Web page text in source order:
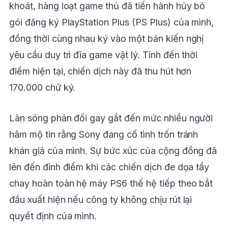
khoát, hàng loạt game thủ đã tiến hành hủy bỏ
gói đăng ký PlayStation Plus (PS Plus) của mình,
đồng thời cùng nhau ký vào một bản kiến nghị
yêu cầu duy trì đĩa game vật lý. Tính đến thời
điểm hiện tại, chiến dịch này đã thu hút hơn
170.000 chữ ký.
Làn sóng phản đối gay gắt đến mức nhiều người
hâm mộ tin rằng Sony đang cố tình trốn tránh
khán giả của mình. Sự bức xúc của cộng đồng đã
lên đến đỉnh điểm khi các chiến dịch đe dọa tẩy
chay hoàn toàn hệ máy PS6 thế hệ tiếp theo bắt
đầu xuất hiện nếu công ty không chịu rút lại
quyết định của mình.